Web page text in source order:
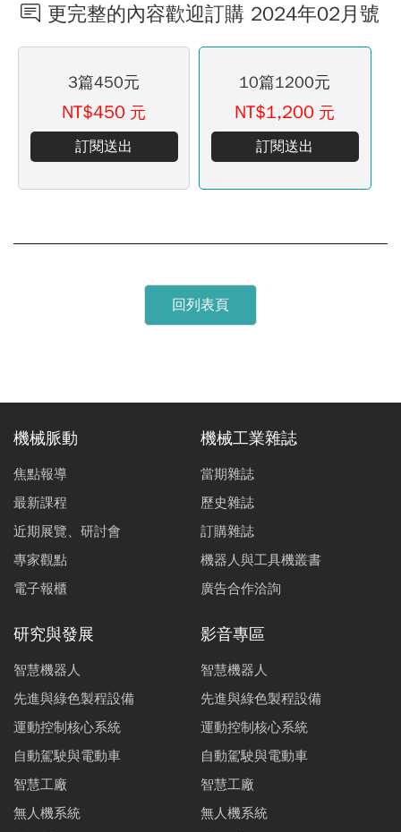
更完整的內容歡迎訂購 2024年02月號
3篇450元
NT$450 元
訂閱送出
10篇1200元
NT$1,200 元
訂閱送出
回列表頁
機械脈動
焦點報導
最新課程
近期展覽、研討會
專家觀點
電子報櫃
機械工業雜誌
當期雜誌
歷史雜誌
訂購雜誌
機器人與工具機叢書
廣告合作洽詢
研究與發展
智慧機器人
先進與綠色製程設備
運動控制核心系統
自動駕駛與電動車
智慧工廠
無人機系統
影音專區
智慧機器人
先進與綠色製程設備
運動控制核心系統
自動駕駛與電動車
智慧工廠
無人機系統